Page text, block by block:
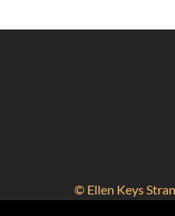
© Ellen Keys